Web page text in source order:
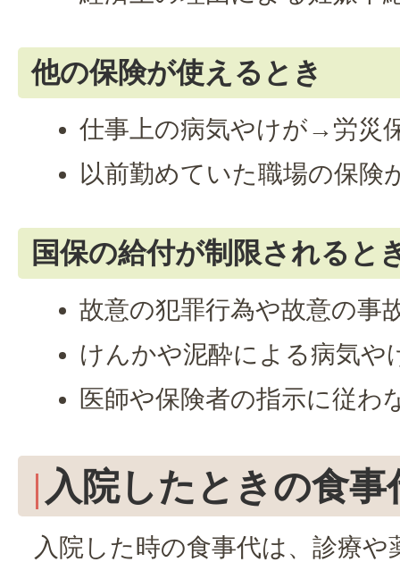
他の保険が使えるとき
仕事上の病気やけが→労災
以前勤めていた職場の保険
国保の給付が制限されると
故意の犯罪行為や故意の事
けんかや泥酔による病気や
医師や保険者の指示に従わ
入院したときの食事
入院した時の食事代は、診療